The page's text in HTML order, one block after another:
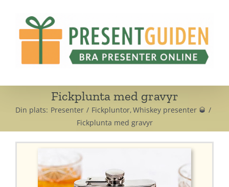
Fickplunta med gravyr
Din plats: Presenter Fickpluntor Whiskey presenter 🥃
Fickplunta med gravyr